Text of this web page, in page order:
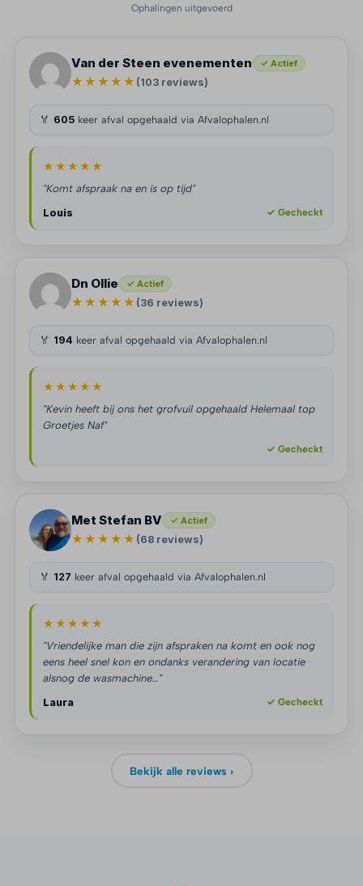
Ophalingen uitgevoerd
Van der Steen evenementen ✓ Actief
★★★★★ (103 reviews)
🏅 605 keer afval opgehaald via Afvalophalen.nl
★★★★★
"Komt afspraak na en is op tijd"
Louis
✓ Gecheckt
Dn Ollie ✓ Actief
★★★★★ (36 reviews)
🏅 194 keer afval opgehaald via Afvalophalen.nl
★★★★★
"Kevin heeft bij ons het grofvuil opgehaald Helemaal top
Groetjes Naf"
✓ Gecheckt
Met Stefan BV ✓ Actief
★★★★★ (68 reviews)
🏅 127 keer afval opgehaald via Afvalophalen.nl
★★★★★
"Vriendelijke man die zijn afspraken na komt en ook nog
eens heel snel kon en ondanks verandering van locatie
alsnog de wasmachine…"
Laura
✓ Gecheckt
Bekijk alle reviews ›